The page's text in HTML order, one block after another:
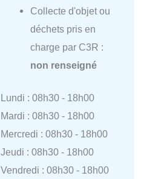
Collecte d'objet ou
déchets pris en
charge par C3R :
non renseigné
Lundi : 08h30 - 18h00
Mardi : 08h30 - 18h00
Mercredi : 08h30 - 18h00
Jeudi : 08h30 - 18h00
Vendredi : 08h30 - 18h00